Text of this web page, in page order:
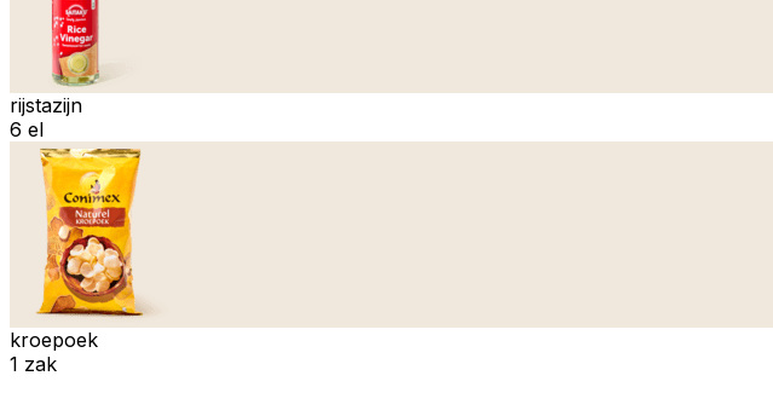
rijstazijn
6 el
kroepoek
1 zak